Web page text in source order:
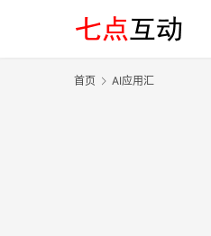
首页 AI应用汇